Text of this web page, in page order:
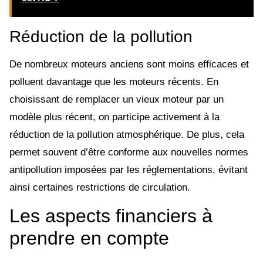
Réduction de la pollution
De nombreux moteurs anciens sont moins efficaces et
polluent davantage que les moteurs récents. En
choisissant de remplacer un vieux moteur par un
modèle plus récent, on participe activement à la
réduction de la pollution atmosphérique. De plus, cela
permet souvent d’être conforme aux nouvelles normes
antipollution imposées par les réglementations, évitant
ainsi certaines restrictions de circulation.
Les aspects financiers à
prendre en compte